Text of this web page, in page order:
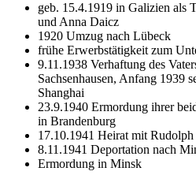
geb. 15.4.1919 in Galizien als
und Anna Daicz
1920 Umzug nach Lübeck
frühe Erwerbstätigkeit zum
9.11.1938 Verhaftung des
Sachsenhausen, Anfang 1939
Shanghai
23.9.1940 Ermordung ihrer
in Brandenburg
17.10.1941 Heirat mit
8.11.1941 Deportation nach
Ermordung in Minsk